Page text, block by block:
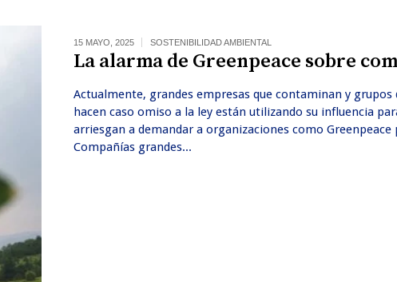
15 MAYO, 2025 SOSTENIBILIDAD AMBIENTAL
La alarma de Greenpeace sobre
Actualmente, grandes empresas que contaminan y
hacen caso omiso a la ley están utilizando su influencia
arriesgan a demandar a organizaciones como
Compañías grandes...